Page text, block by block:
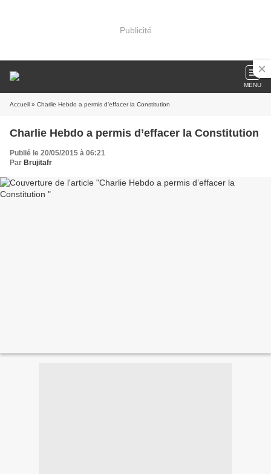
Publicité
MENU
Accueil » Charlie Hebdo a permis d’effacer la Constitution
Charlie Hebdo a permis d’effacer la Constitution
Publié le 20/05/2015 à 06:21
Par Brujitafr